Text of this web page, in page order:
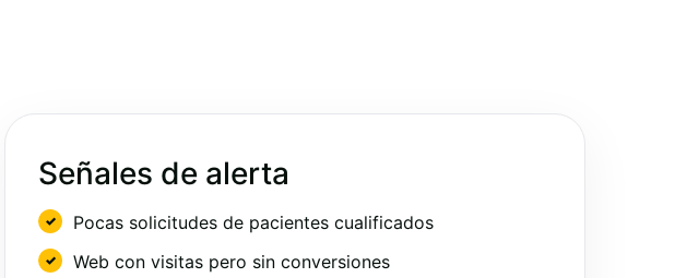
Señales de alerta
Pocas solicitudes de pacientes cualificados
Web con visitas pero sin conversiones